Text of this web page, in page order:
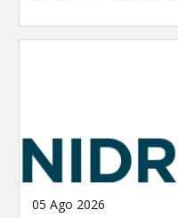
05 Ago 2026